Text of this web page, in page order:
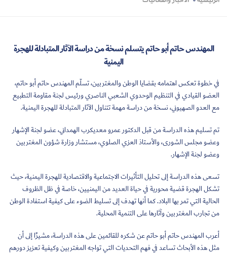
المهندس حاتم أبو حاتم يتسلم نسخة من دراسة الآثار المتبادلة للهجرة
اليمنية
في خطوة تعكس اهتمامه بقضايا الوطن والمغتربين، تسلّم المهندس حاتم أبو حاتم،
العضو القيادي في التنظيم الوحدوي الشعبي الناصري ورئيس لجنة مقاومة التطبيع
مع العدو الصهيوني، نسخة من دراسة مهمة تتناول الآثار المتبادلة للهجرة اليمنية.
تم تسليم هذه الدراسة من قبل الدكتور عمرو معديكرب الهمداني، عضو لجنة الإشهار
وعضو مجلس الشورى، والأستاذ العزي الصلوي، مستشار وزارة شؤون المغتربين
وعضو لجنة الإشهار.
تسعى هذه الدراسة إلى تحليل التأثيرات الاجتماعية والاقتصادية للهجرة اليمنية، حيث
تشكل الهجرة قضية محورية في حياة العديد من اليمنيين، خاصة في ظل الظروف
الحالية التي تمر بها البلاد. كما أنها تهدف إلى تسليط الضوء على كيفية استفادة الوطن
من تجارب المغتربين وآثارها على التنمية المحلية.
أعرب المهندس حاتم أبو حاتم عن شكره للقائمين على هذه الدراسة، مشيرًا إلى أن
مثل هذه الأبحاث تساعد في فهم التحديات التي تواجه المغتربين وكيفية تعزيز دورهم